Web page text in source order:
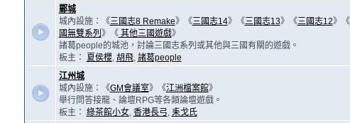
鄴城
城內設施：《三國志8 Remake》《三國志14》《三國志13》《三國志12》《
國無雙系列 》《其他三國遊戲》
諸葛people的城池，討論三國志系列或其他與三國有關的遊戲。
板主：
夏侯櫻, 胡飛, 諸葛people
江州城
城內設施：《GM會議室》《江洲檔案館》
舉行問答接龍、論壇RPG等各類論壇遊戲。
板主： 綠茶館小女, 香港長弓, 耒戈氏